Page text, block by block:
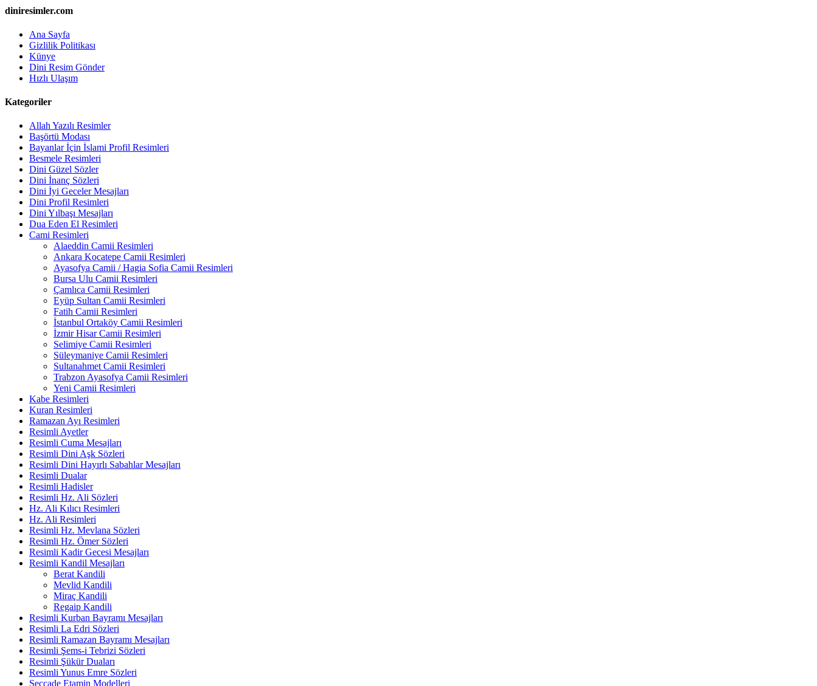
diniresimler.com
Ana Sayfa
Gizlilik Politikası
Künye
Dini Resim Gönder
Hızlı Ulaşım
Kategoriler
Allah Yazılı Resimler
Başörtü Modası
Bayanlar İçin İslami Profil Resimleri
Besmele Resimleri
Dini Güzel Sözler
Dini İnanç Sözleri
Dini İyi Geceler Mesajları
Dini Profil Resimleri
Dini Yılbaşı Mesajları
Dua Eden El Resimleri
Cami Resimleri
Alaeddin Camii Resimleri
Ankara Kocatepe Camii Resimleri
Ayasofya Camii / Hagia Sofia Camii Resimleri
Bursa Ulu Camii Resimleri
Çamlıca Camii Resimleri
Eyüp Sultan Camii Resimleri
Fatih Camii Resimleri
İstanbul Ortaköy Camii Resimleri
İzmir Hisar Camii Resimleri
Selimiye Camii Resimleri
Süleymaniye Camii Resimleri
Sultanahmet Camii Resimleri
Trabzon Ayasofya Camii Resimleri
Yeni Camii Resimleri
Kabe Resimleri
Kuran Resimleri
Ramazan Ayı Resimleri
Resimli Ayetler
Resimli Cuma Mesajları
Resimli Dini Aşk Sözleri
Resimli Dini Hayırlı Sabahlar Mesajları
Resimli Dualar
Resimli Hadisler
Resimli Hz. Ali Sözleri
Hz. Ali Kılıcı Resimleri
Hz. Ali Resimleri
Resimli Hz. Mevlana Sözleri
Resimli Hz. Ömer Sözleri
Resimli Kadir Gecesi Mesajları
Resimli Kandil Mesajları
Berat Kandili
Mevlid Kandili
Miraç Kandili
Regaip Kandili
Resimli Kurban Bayramı Mesajları
Resimli La Edri Sözleri
Resimli Ramazan Bayramı Mesajları
Resimli Şems-i Tebrizi Sözleri
Resimli Şükür Duaları
Resimli Yunus Emre Sözleri
Seccade Etamin Modelleri